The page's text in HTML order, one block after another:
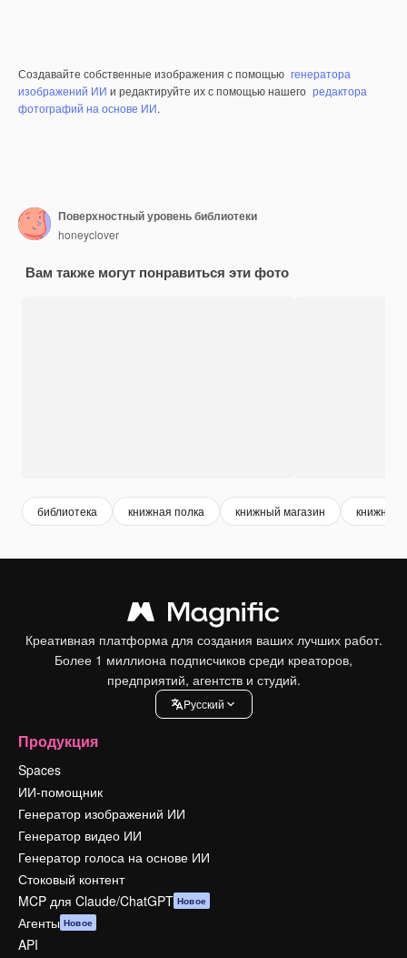
Создавайте собственные изображения с помощью генератора
изображений ИИ и редактируйте их с помощью нашего редактора
фотографий на основе ИИ.
Поверхностный уровень библиотеки
honeyclover
Вам также могут понравиться эти фото
библиотека книжная полка книжный магазин книжный
Креативная платформа для создания ваших лучших работ.
Более 1 миллиона подписчиков среди креаторов,
предприятий, агентств и студий.
Pусский
Продукция
Spaces
ИИ-помощник
Генератор изображений ИИ
Генератор видео ИИ
Генератор голоса на основе ИИ
Стоковый контент
MCP для Claude/ChatGPT Новое
Агенты Новое
API